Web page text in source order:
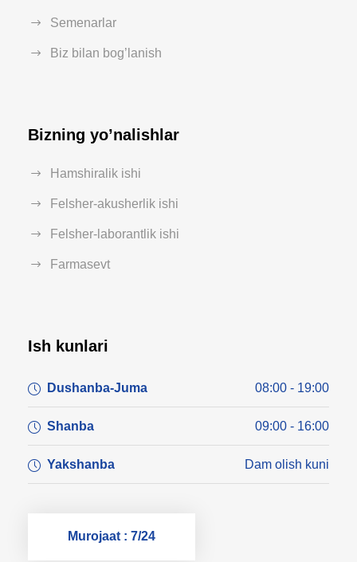
Semenarlar
Biz bilan bog’lanish
Bizning yo’nalishlar
Hamshiralik ishi
Felsher-akusherlik ishi
Felsher-laborantlik ishi
Farmasevt
Ish kunlari
Dushanba-Juma 08:00 - 19:00
Shanba 09:00 - 16:00
Yakshanba Dam olish kuni
Murojaat : 7/24